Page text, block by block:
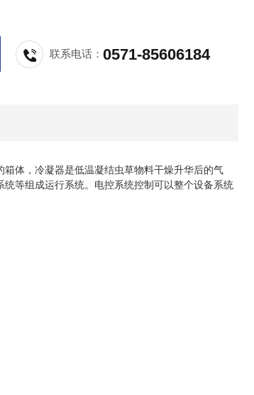
联系电话：0571-85606184
体，冷凝器是低温凝结虫草物料干燥升华后的气
等组成运行系统。电控系统控制可以整个设备系统